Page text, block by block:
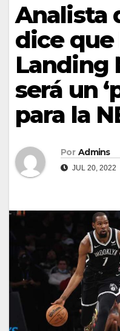
Analista
dice que
Landing
será un
para la
Por Admins
JUL 20, 2022